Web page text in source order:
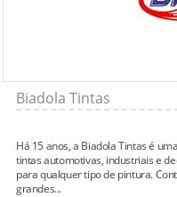
Biadola Tintas
Há 15 anos, a Biadola Tintas é
tintas automotivas, industriais e
para qualquer tipo de pintura.
grandes...